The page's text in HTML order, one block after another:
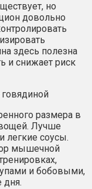
но
довольно
здесь полезна
и снижает риск
размера в
Лучше
легкие соусы.
мышечной
и бобовыми,
дня.